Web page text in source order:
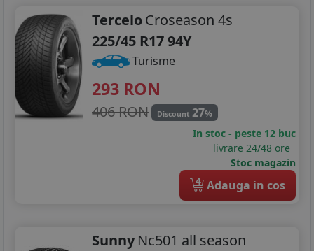
TerceloCroseason 4s
225/45 R17 94Y
Turisme
293 RON
406 RON Discount 27%
In stoc - peste 12 buc
livrare 24/48 ore
Stoc magazin
4 Adauga in cos
Sunny Nc501 all season